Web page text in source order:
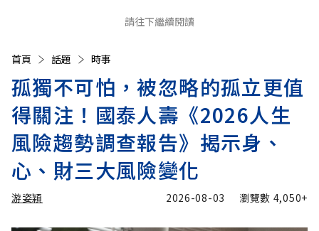
請往下繼續閱讀
首頁 話題 時事
孤獨不可怕，被忽略的孤立更值
得關注！國泰人壽《2026人生
風險趨勢調查報告》揭示身、
心、財三大風險變化
游姿穎 2026-08-03 瀏覽數 4,050+